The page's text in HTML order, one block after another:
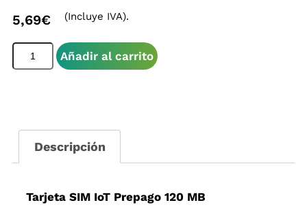
5,69€ (Incluye IVA).
Añadir al carrito
Descripción
Tarjeta SIM IoT Prepago 120 MB